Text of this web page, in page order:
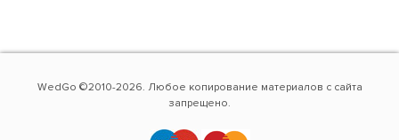
WedGo ©2010-2026. Любое копирование материалов с сайта
запрещено.